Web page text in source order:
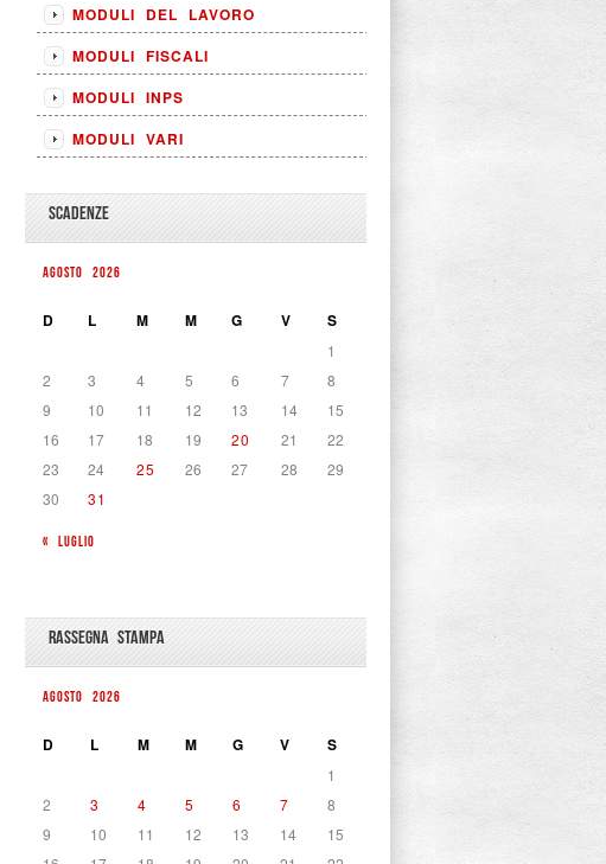
MODULI DEL LAVORO
MODULI FISCALI
MODULI INPS
MODULI VARI
SCADENZE
AGOSTO 2026
D L M M G V S
« LUGLIO
1
2
3 4 5 6 7
8
9
10 11 12 13 14
15
16
17 18 19 20 21
22
23
24 25 26 27 28
29
30
31
RASSEGNA STAMPA
AGOSTO 2026
D L M M G V S
1
2
3 4 5 6 7
8
9
10 11 12 13 14
15